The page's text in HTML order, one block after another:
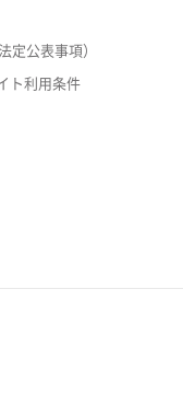
定公表事項）
ト利用条件